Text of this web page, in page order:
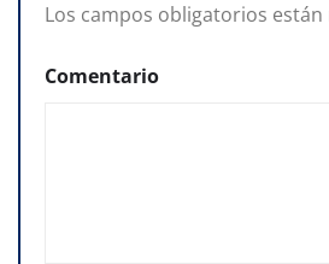
Los campos obligatorios
Comentario